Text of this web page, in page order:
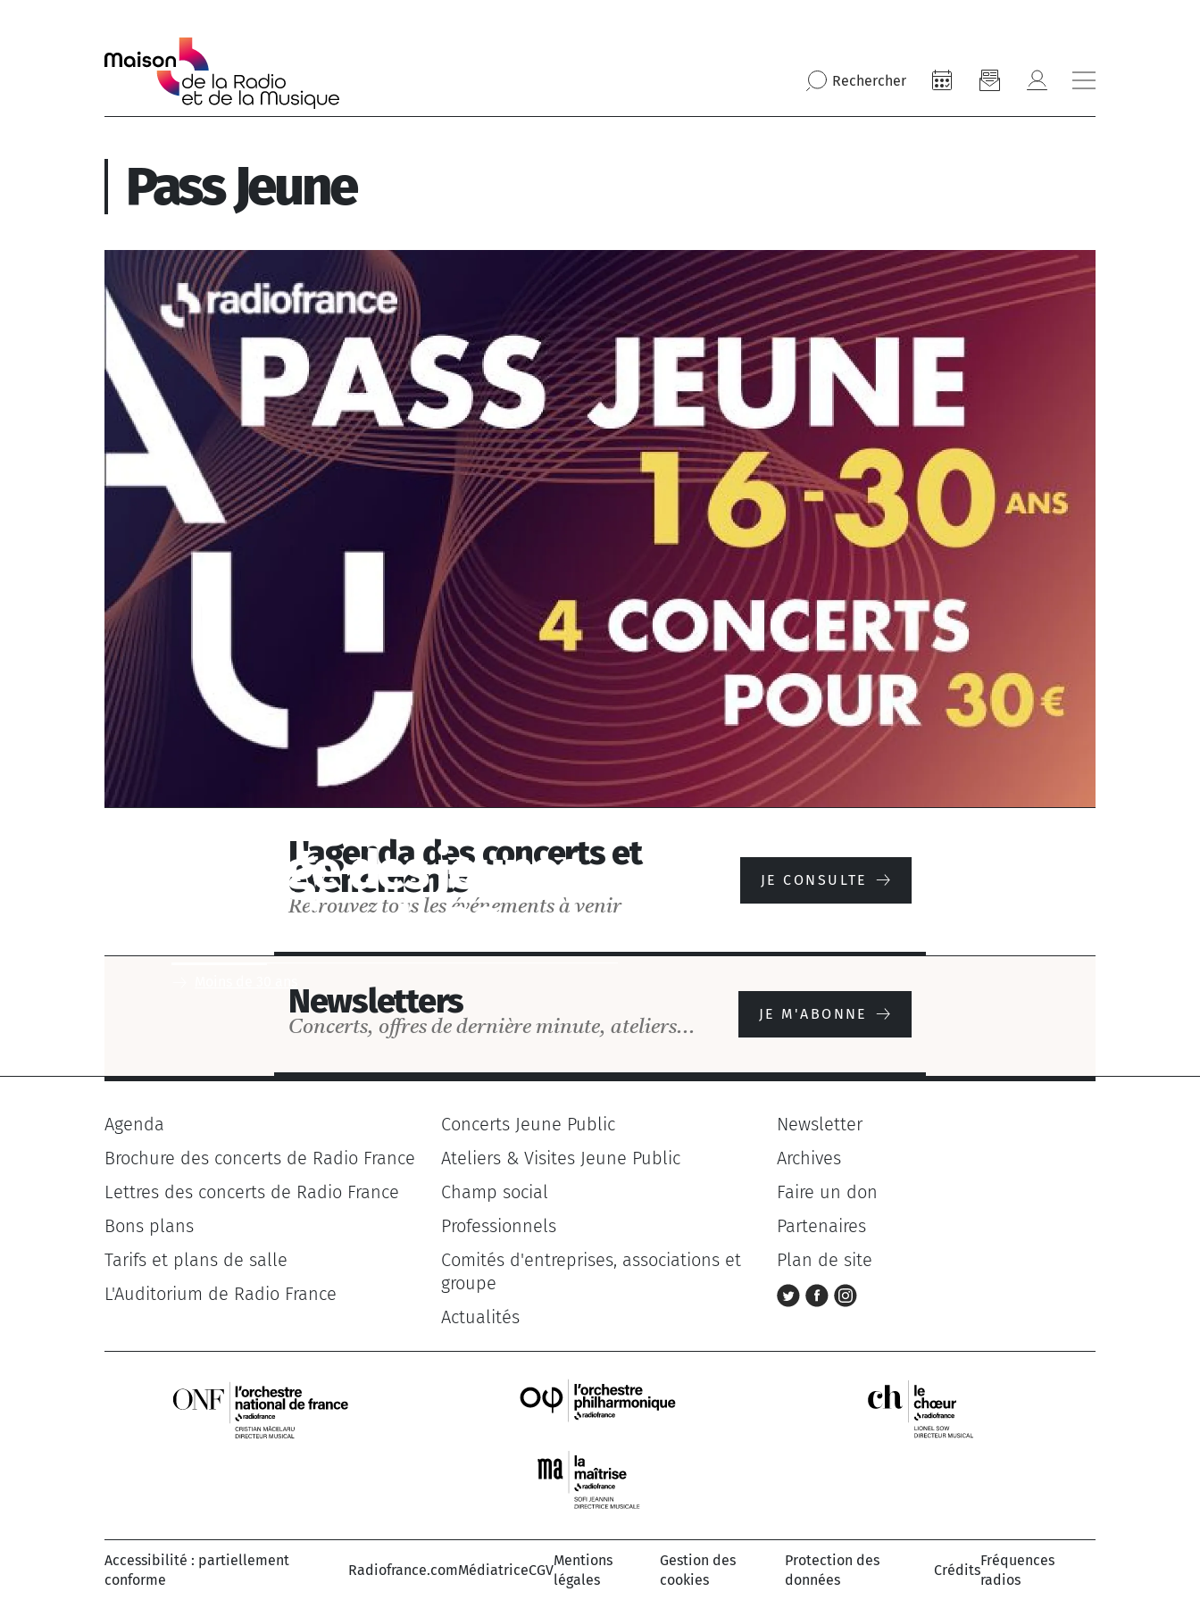
Rechercher
Pass Jeune
La page des jeunes
de moins de 30 ans
L'agenda des concerts et
événements
Retrouvez tous les événements à venir
JE CONSULTE
Newsletters
Concerts, offres de dernière minute, ateliers...
JE M'ABONNE
Agenda
Brochure des concerts de Radio France
Lettres des concerts de Radio France
Bons plans
Tarifs et plans de salle
L'Auditorium de Radio France
Concerts Jeune Public
Ateliers & Visites Jeune Public
Champ social
Professionnels
Comités d'entreprises, associations et
groupe
Actualités
Newsletter
Archives
Faire un don
Partenaires
Plan de site
Accessibilité : partiellement
conforme
Radiofrance.comMédiatriceCGV
Mentions
légales
Gestion des
cookies
Protection des
données
Crédits
Fréquences
radios